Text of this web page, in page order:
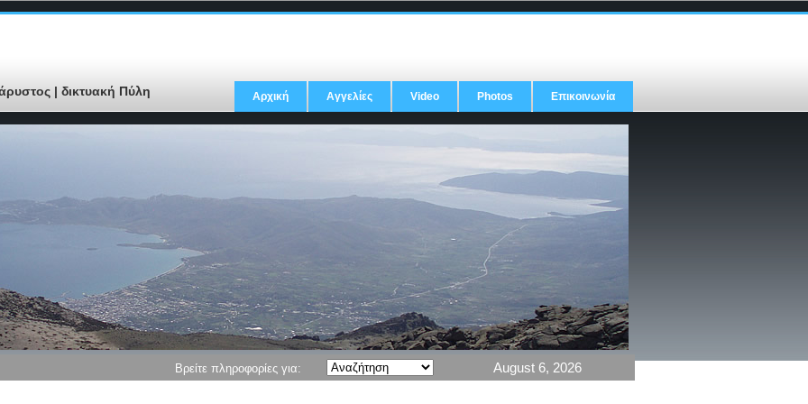
| δικτυακή Πύλη Αρχική Αγγελίες Video Photos Επικοινωνία
Βρείτε πληροφορίες για: August 6, 2026